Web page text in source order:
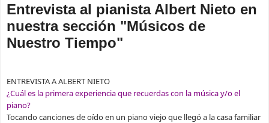
Entrevista al pianista Albert Nieto en
nuestra sección "Músicos de
Nuestro Tiempo"
ENTREVISTA A ALBERT NIETO
¿Cuál es la primera experiencia que recuerdas con la música y/o el
piano?
Tocando canciones de oído en un piano viejo que llegó a la casa familiar